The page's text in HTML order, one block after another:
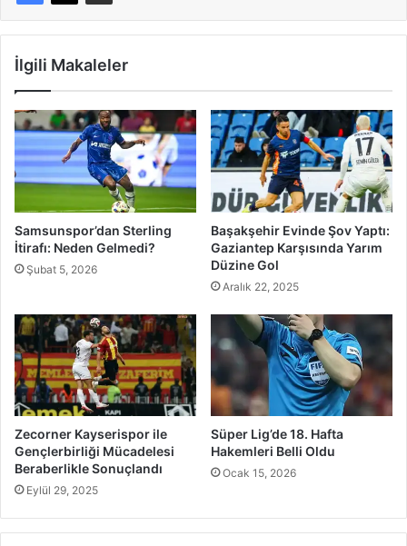
İlgili Makaleler
Samsunspor’dan Sterling
İtirafı: Neden Gelmedi?
Şubat 5, 2026
Başakşehir Evinde Şov Yaptı:
Gaziantep Karşısında Yarım
Düzine Gol
Aralık 22, 2025
Zecorner Kayserispor ile
Gençlerbirliği Mücadelesi
Beraberlikle Sonuçlandı
Eylül 29, 2025
Süper Lig’de 18. Hafta
Hakemleri Belli Oldu
Ocak 15, 2026